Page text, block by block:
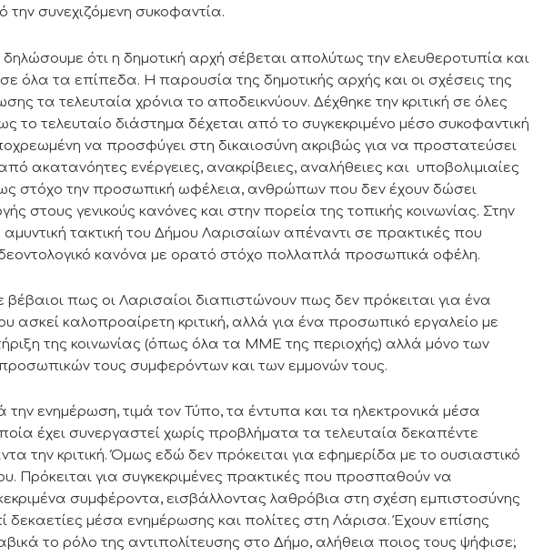
συνεχιζόμενη συκοφαντία.
δηλώσουμε ότι η δημοτική αρχή σέβεται απολύτως την ελευθεροτυπία και
όλα τα επίπεδα. Η παρουσία της δημοτικής αρχής και οι σχέσεις της
τα τελευταία χρόνια το αποδεικνύουν. Δέχθηκε την κριτική σε όλες
το τελευταίο διάστημα δέχεται από το συγκεκριμένο μέσο συκοφαντική
να προσφύγει στη δικαιοσύνη ακριβώς για να προστατεύσει
ακατανόητες ενέργειες, ανακρίβειες, αναλήθειες και υποβολιμιαίες
ως στόχο την προσωπική ωφέλεια, ανθρώπων που δεν έχουν δώσει
στους γενικούς κανόνες και στην πορεία της τοπικής κοινωνίας. Στην
αμυντική τακτική του Δήμου Λαρισαίων απέναντι σε πρακτικές που
κανόνα με ορατό στόχο πολλαπλά προσωπικά οφέλη.
βέβαιοι πως οι Λαρισαίοι διαπιστώνουν πως δεν πρόκειται για ένα
ασκεί καλοπροαίρετη κριτική, αλλά για ένα προσωπικό εργαλείο με
της κοινωνίας (όπως όλα τα ΜΜΕ της περιοχής) αλλά μόνο των
προσωπικών τους συμφερόντων και των εμμονών τους.
την ενημέρωση, τιμά τον Τύπο, τα έντυπα και τα ηλεκτρονικά μέσα
έχει συνεργαστεί χωρίς προβλήματα τα τελευταία δεκαπέντε
την κριτική. Όμως εδώ δεν πρόκειται για εφημερίδα με το ουσιαστικό
Πρόκειται για συγκεκριμένες πρακτικές που προσπαθούν να
συμφέροντα, εισβάλλοντας λαθρόβια στη σχέση εμπιστοσύνης
δεκαετίες μέσα ενημέρωσης και πολίτες στη Λάρισα. Έχουν επίσης
το ρόλο της αντιπολίτευσης στο Δήμο, αλήθεια ποιος τους ψήφισε;